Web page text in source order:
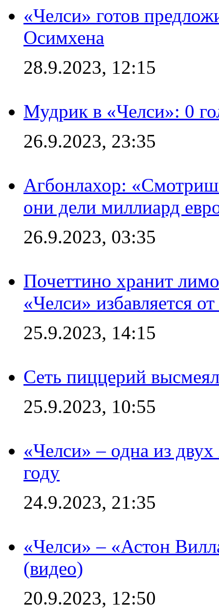
«Челси» готов
Осимхена
28.9.2023, 12:15
Мудрик в «Челси»: 0
26.9.2023, 23:35
Агбонлахор:
они дели миллиард
26.9.2023, 03:35
Почеттино хранит
«Челси» избавляется
25.9.2023, 14:15
Сеть пиццерий
25.9.2023, 10:55
«Челси» – одна из
году
24.9.2023, 21:35
«Челси» – «Астон
(видео)
20.9.2023, 12:50